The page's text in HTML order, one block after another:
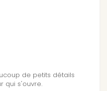
de petits détails
qui s'ouvre.